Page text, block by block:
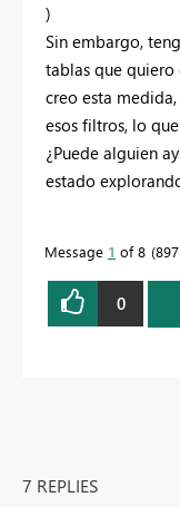
)
Sin embargo,
tablas que quiero
creo esta
esos filtros, lo
¿Puede alguien
estado
Message 1 of 8
0
7 REPLIES